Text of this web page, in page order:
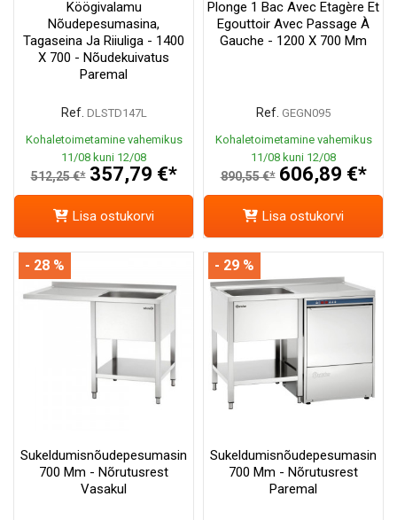
Köögivalamu
Nõudepesumasina,
Tagaseina Ja Riiuliga - 1400
X 700 - Nõudekuivatus
Paremal
Ref. DLSTD147L
Kohaletoimetamine vahemikus
11/08 kuni 12/08
512,25 €* 357,79 €*
Lisa ostukorvi
Plonge 1 Bac Avec Etagère Et
Egouttoir Avec Passage À
Gauche - 1200 X 700 Mm
Ref. GEGN095
Kohaletoimetamine vahemikus
11/08 kuni 12/08
890,55 €* 606,89 €*
Lisa ostukorvi
Sukeldumisnõudepesumasin
700 Mm - Nõrutusrest
Vasakul
- 28 %
Sukeldumisnõudepesumasin
700 Mm - Nõrutusrest
Paremal
- 29 %